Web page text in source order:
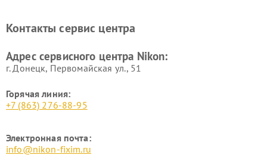
Контакты сервис центра
Адрес сервисного центра Nikon:
г. Донецк, Первомайская ул., 51
Горячая линия:
+7 (863) 276-88-95
Электронная почта:
info@nikon-fixim.ru